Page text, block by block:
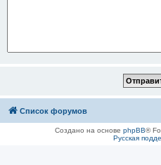
Список форумов
Создано на основе phpBB®
Русская